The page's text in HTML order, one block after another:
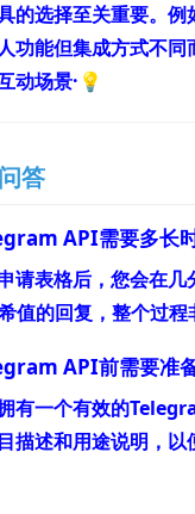
的选择至关重要。
功能但集成方式不
动场景·💡
答
API需要多长
请表格后，您会在几
值的回复，整个过程
API前需要准
有一个有效的
描述和用途说明，以